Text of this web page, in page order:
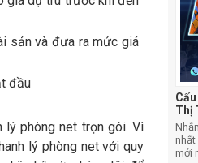
sản và đưa ra mức giá
đầu
lý phòng net trọn gói. Vì
lý phòng net với quy
Thị
mới